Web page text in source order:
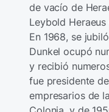
de vacío de
Leybold Heraeus
En 1968, se
Dunkel ocupó
y recibió
fue presidente
empresarios de